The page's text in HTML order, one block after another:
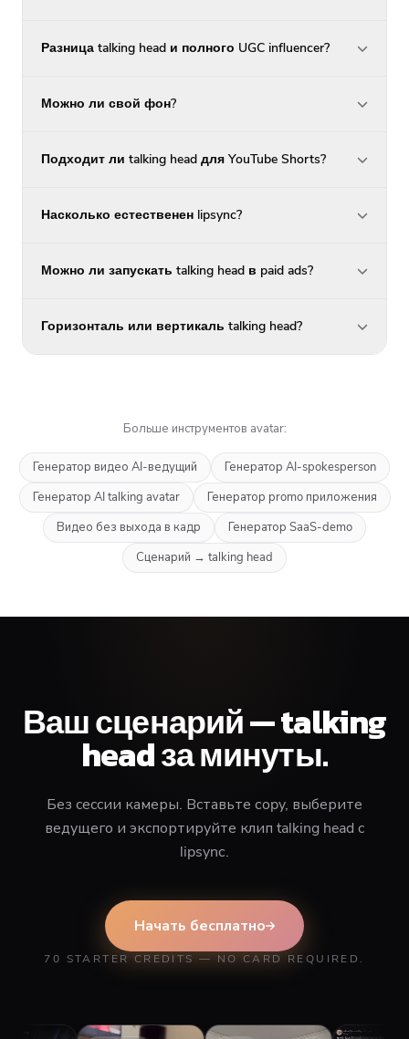
Разница talking head и полного UGC influencer?
Можно ли свой фон?
Подходит ли talking head для YouTube Shorts?
Насколько естественен lipsync?
Можно ли запускать talking head в paid ads?
Горизонталь или вертикаль talking head?
Больше инструментов avatar:
Генератор видео AI-ведущий
Генератор AI-spokesperson
Генератор AI talking avatar
Генератор promo приложения
Видео без выхода в кадр
Генератор SaaS-demo
Сценарий → talking head
Ваш сценарий — talking
head за минуты.
Без сессии камеры. Вставьте copy, выберите
ведущего и экспортируйте клип talking head с
lipsync.
Начать бесплатно
70 STARTER CREDITS — NO CARD REQUIRED.